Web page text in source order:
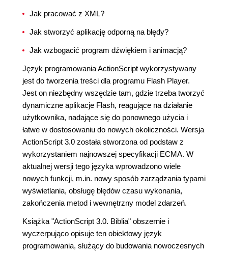
Jak pracować z XML?
Jak stworzyć aplikację odporną na błędy?
Jak wzbogacić program dźwiękiem i animacją?
Język programowania ActionScript wykorzystywany
jest do tworzenia treści dla programu Flash Player.
Jest on niezbędny wszędzie tam, gdzie trzeba tworzyć
dynamiczne aplikacje Flash, reagujące na działanie
użytkownika, nadające się do ponownego użycia i
łatwe w dostosowaniu do nowych okoliczności. Wersja
ActionScript 3.0 została stworzona od podstaw z
wykorzystaniem najnowszej specyfikacji ECMA. W
aktualnej wersji tego języka wprowadzono wiele
nowych funkcji, m.in. nowy sposób zarządzania typami
wyświetlania, obsługę błędów czasu wykonania,
zakończenia metod i wewnętrzny model zdarzeń.
Książka "ActionScript 3.0. Biblia" obszernie i
wyczerpująco opisuje ten obiektowy język
programowania, służący do budowania nowoczesnych